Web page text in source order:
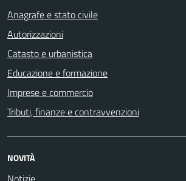
Anagrafe e stato civile
Autorizzazioni
Catasto e urbanistica
Educazione e formazione
Imprese e commercio
Tributi, finanze e contravvenzioni
NOVITÀ